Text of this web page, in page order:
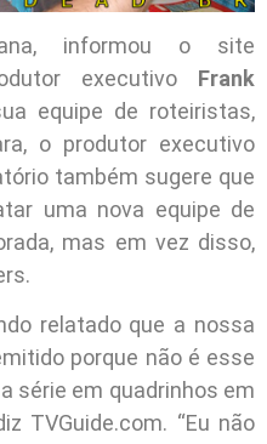
informou o site
executivo Frank
equipe de roteiristas,
o produtor executivo
também sugere que
uma nova equipe de
mas em vez disso,
relatado que a nossa
porque não é esse
série em quadrinhos em
TVGuide.com. “Eu não